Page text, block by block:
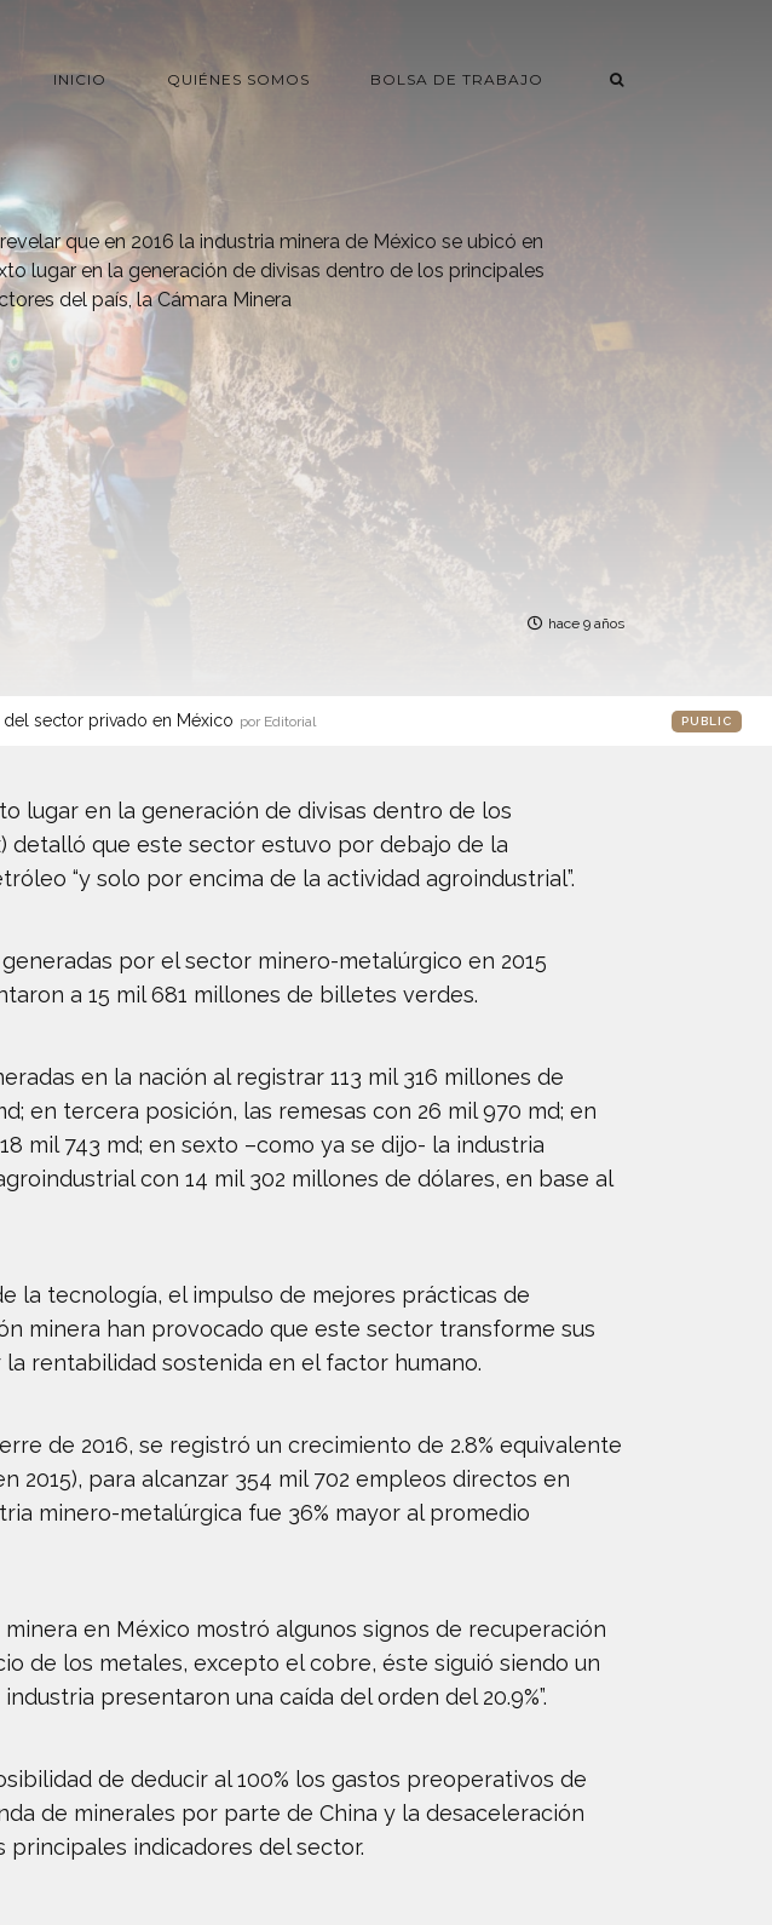
INICIO QUIÉNES SOMOS BOLSA DE TRABAJO
que en 2016 la industria minera de México se ubicó en
lugar en la generación de divisas dentro de los principales
del país, la Cámara Minera
hace 9 años
sector privado en México por Editorial PUBLIC
lugar en la generación de divisas dentro de los
detalló que este sector estuvo por debajo de la
“y solo por encima de la actividad agroindustrial”.
por el sector minero-metalúrgico en 2015
a 15 mil 681 millones de billetes verdes.
en la nación al registrar 113 mil 316 millones de
en tercera posición, las remesas con 26 mil 970 md; en
mil 743 md; en sexto –como ya se dijo- la industria
con 14 mil 302 millones de dólares, en base al
la tecnología, el impulso de mejores prácticas de
minera han provocado que este sector transforme sus
rentabilidad sostenida en el factor humano.
de 2016, se registró un crecimiento de 2.8% equivalente
2015), para alcanzar 354 mil 702 empleos directos en
minero-metalúrgica fue 36% mayor al promedio
en México mostró algunos signos de recuperación
de los metales, excepto el cobre, éste siguió siendo un
presentaron una caída del orden del 20.9%”.
de deducir al 100% los gastos preoperativos de
de minerales por parte de China y la desaceleración
indicadores del sector.